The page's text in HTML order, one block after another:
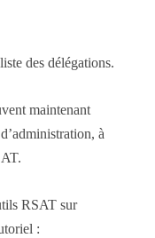
des délégations.
maintenant
à
RSAT sur
: